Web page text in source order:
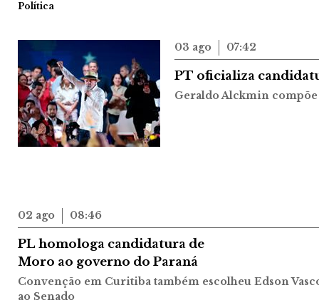
Política
03 ago 07:42
PT oficializa
Geraldo Alckmin
02 ago 08:46
PL homologa candidatura de
Moro ao governo do Paraná
Convenção em Curitiba também escolheu Edson
ao Senado